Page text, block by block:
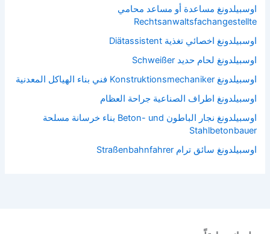
اوسبيلدونغ مساعدة أو مساعد محامي
Rechtsanwaltsfachangestellte
اوسبيلدونغ اخصائي تغذية Diätassistent
اوسبيلدونغ لحام حديد Schweißer
اوسبيلدونغ Konstruktionsmechaniker فني بناء الهياكل المعدنية
اوسبيلدونغ اطراف الصناعية جراحة العظام
اوسبيلدونغ نجار الباطون Beton- und بناء خرسانة مسلحة
Stahlbetonbauer
اوسبيلدونغ سائق ترام Straßenbahnfahrer